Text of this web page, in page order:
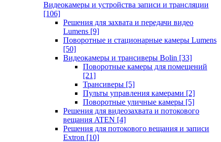
Видеокамеры и устройства записи и трансляции
[106]
Решения для захвата и передачи видео
Lumens [9]
Поворотные и стационарные камеры Lumens
[50]
Видеокамеры и трансиверы Bolin [33]
Поворотные камеры для помещений
[21]
Трансиверы [5]
Пульты управления камерами [2]
Поворотные уличные камеры [5]
Решения для видеозахвата и потокового
вещания ATEN [4]
Решения для потокового вещания и записи
Extron [10]